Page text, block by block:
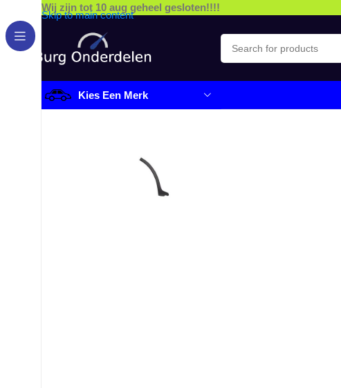
Skip to main content
Wij zijn tot 10 aug geheel gesloten!!!!
Kies Een Merk